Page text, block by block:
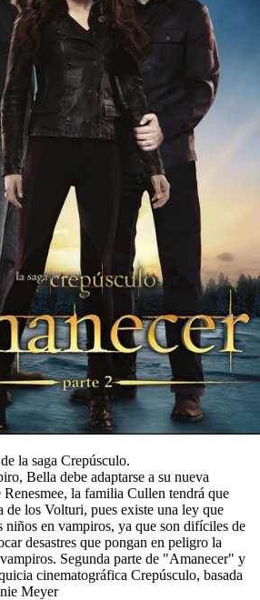
la saga Crepúsculo.
Bella debe adaptarse a su nueva
Renesmee, la familia Cullen tendrá que
de los Volturi, pues existe una ley que
niños en vampiros, ya que son difíciles de
desastres que pongan en peligro la
Segunda parte de "Amanecer" y
cinematográfica Crepúsculo, basada
Meyer